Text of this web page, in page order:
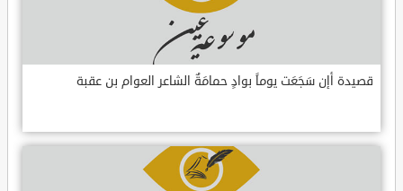
قصيدة أإن سَجَعَت يوماً بوادٍ حمامَةٌ الشاعر العوام بن عقبة